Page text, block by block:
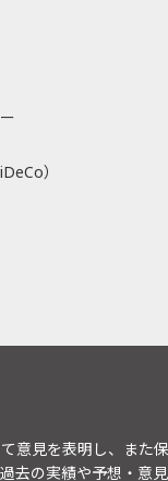
）
意見を表明し、また
の実績や予想・意見